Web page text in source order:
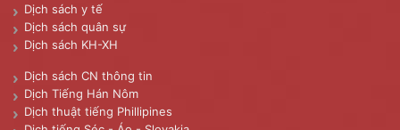
Dịch sách y tế
Dịch sách quân sự
Dịch sách KH-XH
Dịch sách CN thông tin
Dịch Tiếng Hán Nôm
Dịch thuật tiếng Phillipines